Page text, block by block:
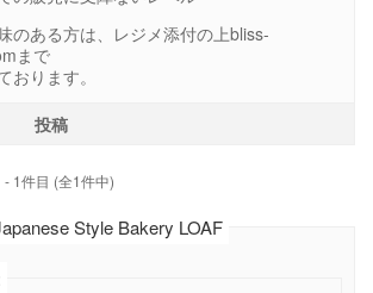
のある方は、レジメ添付の上bliss-
まで
おります。
投稿
1件目 (全1件中)
Style Bakery LOAF